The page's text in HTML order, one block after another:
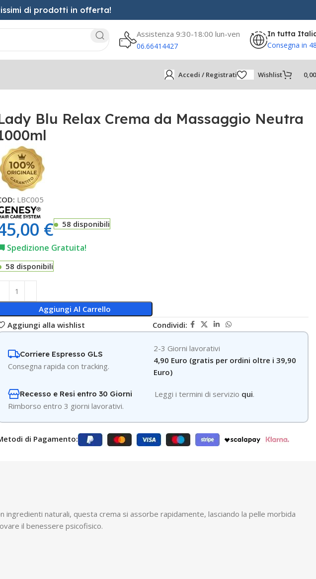
di prodotti in offerta!
Assistenza 9:30-18:00 lun-ven
06.66414427
In tutta
Consegna in
Accedi / Registrati Wishlist
Blu Relax Crema da Massaggio Neutra
LBC005
€ 58 disponibili
Spedizione Gratuita!
58 disponibili
Aggiungi Al Carrello
Aggiungi alla wishlist
Condividi:
Corriere Espresso GLS
Consegna rapida con tracking.
2-3 Giorni lavorativi
4,90 Euro (gratis per ordini oltre i 39,90
Euro)
Recesso e Resi entro 30 Giorni
Rimborso entro 3 giorni lavorativi.
Leggi i termini di servizio qui.
di Pagamento:
ingredienti naturali, questa crema si assorbe rapidamente, lasciando la pelle morbida
il benessere psicofisico.